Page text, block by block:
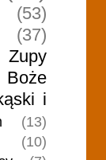
(53)
(37)
Zupy
Boże
i
(13)
(10)